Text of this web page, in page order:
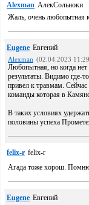
Alexman АлекСольноки
Жаль, очень любопытная
Eugene Евгений
Alexman (02.04.2023
Любопытная, но когда
результаты. Видимо где-
привел к травмам. Сейчас
команды которая в
В таких условиях
половины успеха
felix-r felix-r
Агада тоже хорош.
Eugene Евгений